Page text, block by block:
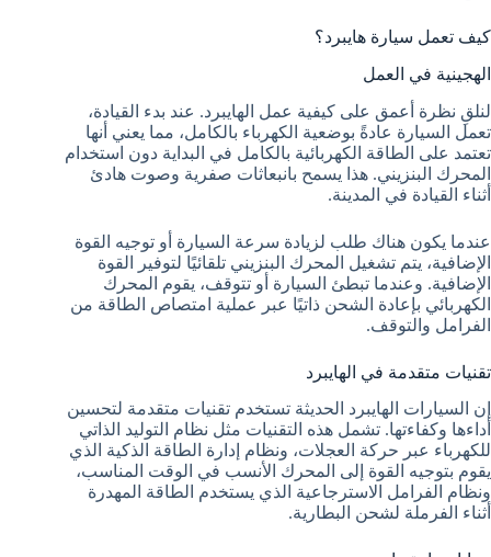
كيف تعمل سيارة هايبرد؟
الهجينية في العمل
لنلقِ نظرة أعمق على كيفية عمل الهايبرد. عند بدء القيادة،
تعمل السيارة عادةً بوضعية الكهرباء بالكامل، مما يعني أنها
تعتمد على الطاقة الكهربائية بالكامل في البداية دون استخدام
المحرك البنزيني. هذا يسمح بانبعاثات صفرية وصوت هادئ
أثناء القيادة في المدينة.
عندما يكون هناك طلب لزيادة سرعة السيارة أو توجيه القوة
الإضافية، يتم تشغيل المحرك البنزيني تلقائيًا لتوفير القوة
الإضافية. وعندما تبطئ السيارة أو تتوقف، يقوم المحرك
الكهربائي بإعادة الشحن ذاتيًا عبر عملية امتصاص الطاقة من
الفرامل والتوقف.
تقنيات متقدمة في الهايبرد
إن السيارات الهايبرد الحديثة تستخدم تقنيات متقدمة لتحسين
أداءها وكفاءتها. تشمل هذه التقنيات مثل نظام التوليد الذاتي
للكهرباء عبر حركة العجلات، ونظام إدارة الطاقة الذكية الذي
يقوم بتوجيه القوة إلى المحرك الأنسب في الوقت المناسب،
ونظام الفرامل الاسترجاعية الذي يستخدم الطاقة المهدرة
أثناء الفرملة لشحن البطارية.